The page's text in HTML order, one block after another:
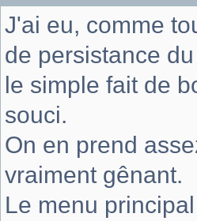
J'ai eu, comme
de persistance
le simple fait de
souci.
On en prend
vraiment gênant.
Le menu